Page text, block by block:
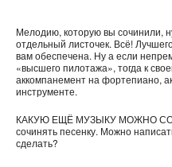
Мелодию, которую вы сочинили,
отдельный листочек. Всё!
вам обеспечена. Ну а если
«высшего пилотажа», тогда к
аккомпанемент на фортепиано,
инструменте.
КАКУЮ ЕЩЁ МУЗЫКУ МОЖНО
сочинять песенку. Можно
сделать?